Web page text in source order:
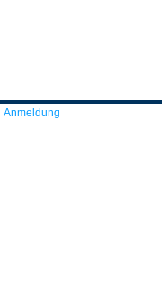
Anmeldung